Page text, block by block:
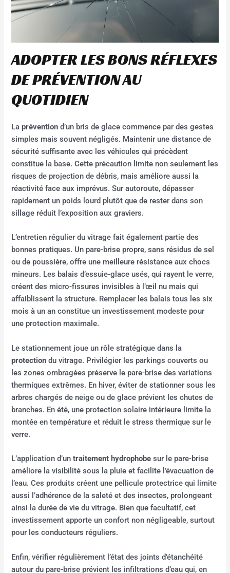
ADOPTER LES BONS RÉFLEXES
DE PRÉVENTION AU
QUOTIDIEN
Laprévention d’un bris de glace commence par des gestes
simples mais souvent négligés. Maintenir une distance de
sécurité suffisante avec les véhicules qui précèdent
constitue la base. Cette précaution limite non seulement les
risques de projection de débris, mais améliore aussi la
réactivité face aux imprévus. Sur autoroute, dépasser
rapidement un poids lourd plutôt que de rester dans son
sillage réduit l’exposition aux graviers.
L’entretien régulier du vitrage fait également partie des
bonnes pratiques. Un pare-brise propre, sans résidus de sel
ou de poussière, offre une meilleure résistance aux chocs
mineurs. Les balais d’essuie-glace usés, qui rayent le verre,
créent des micro-fissures invisibles à l’œil nu mais qui
affaiblissent la structure. Remplacer les balais tous les six
mois à un an constitue un investissement modeste pour
une protection maximale.
Le stationnement joue un rôle stratégique dans la
protection du vitrage. Privilégier les parkings couverts ou
les zones ombragées préserve le pare-brise des variations
thermiques extrêmes. En hiver, éviter de stationner sous les
arbres chargés de neige ou de glace prévient les chutes de
branches. En été, une protection solaire intérieure limite la
montée en température et réduit le stress thermique sur le
verre.
L’application d’untraitement hydrophobe sur le pare-brise
améliore la visibilité sous la pluie et facilite l’évacuation de
l’eau. Ces produits créent une pellicule protectrice qui limite
aussi l’adhérence de la saleté et des insectes, prolongeant
ainsi la durée de vie du vitrage. Bien que facultatif, cet
investissement apporte un confort non négligeable, surtout
pour les conducteurs réguliers.
Enfin, vérifier régulièrement l’état des joints d’étanchéité
autour du pare-brise prévient les infiltrations d’eau qui, en